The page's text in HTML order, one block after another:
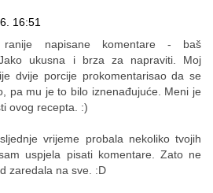
16:51
napisane komentare - baš
ukusna i brza za napraviti. Moj
dvije porcije prokomentarisao da se
pa mu je to bilo iznenađujuće. Meni je
ovog recepta. :)
vrijeme probala nekoliko tvojih
uspjela pisati komentare. Zato ne
zaredala na sve. :D